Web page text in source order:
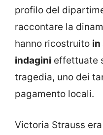
profilo del
raccontare la
hanno ricostruito in
indagini effettuate
tragedia, uno dei
pagamento locali.
Victoria Strauss